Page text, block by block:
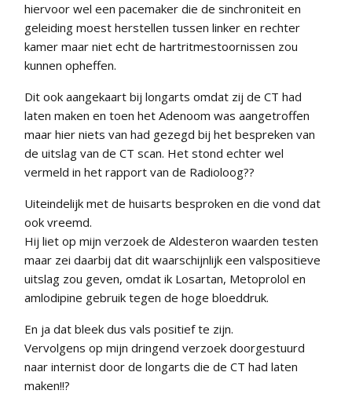
hiervoor wel een pacemaker die de sinchroniteit en
geleiding moest herstellen tussen linker en rechter
kamer maar niet echt de hartritmestoornissen zou
kunnen opheffen.
Dit ook aangekaart bij longarts omdat zij de CT had
laten maken en toen het Adenoom was aangetroffen
maar hier niets van had gezegd bij het bespreken van
de uitslag van de CT scan. Het stond echter wel
vermeld in het rapport van de Radioloog??
Uiteindelijk met de huisarts besproken en die vond dat
ook vreemd.
Hij liet op mijn verzoek de Aldesteron waarden testen
maar zei daarbij dat dit waarschijnlijk een valspositieve
uitslag zou geven, omdat ik Losartan, Metoprolol en
amlodipine gebruik tegen de hoge bloeddruk.
En ja dat bleek dus vals positief te zijn.
Vervolgens op mijn dringend verzoek doorgestuurd
naar internist door de longarts die de CT had laten
maken!!?